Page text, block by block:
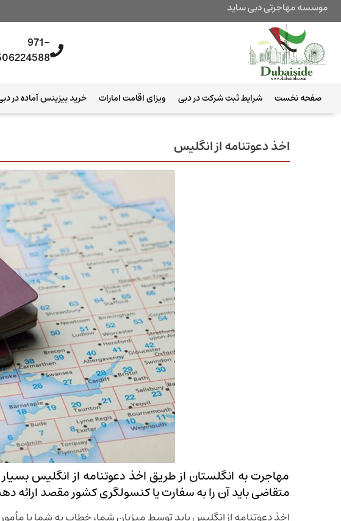
موسسه مهاجرتی دبی ساید
971-
صفحه نخست شرایط ثبت شرکت در دبی ویزای اقامت امارات خرید بیزینس آماده در
اخذ دعوتنامه از انگلیس
مهاجرت به انگلستان از طریق اخذ دعوتنامه از انگلیس
متقاضی باید آن را به سفارت یا کنسولگری کشور مقصد ارائه